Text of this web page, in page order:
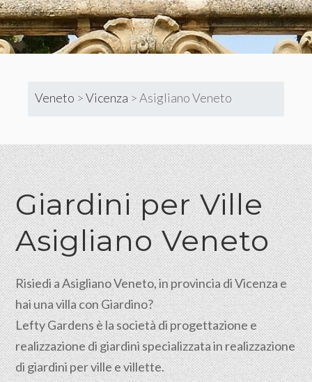
Veneto >Vicenza >Asigliano Veneto
Giardini per Ville
Asigliano Veneto
Risiedi a Asigliano Veneto, in provincia di Vicenza e
hai una villa con Giardino?
Lefty Gardens è la società di progettazione e
realizzazione di giardini specializzata in realizzazione
di giardini per ville e villette.